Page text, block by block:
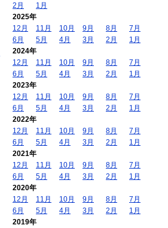
2月
1月
2025年
12月
11月 10月 9月 8月
7月
6月
5月 4月 3月 2月
1月
2024年
12月
11月 10月 9月 8月
7月
6月
5月 4月 3月 2月
1月
2023年
12月
11月 10月 9月 8月
7月
6月
5月 4月 3月 2月
1月
2022年
12月
11月 10月 9月 8月
7月
6月
5月 4月 3月 2月
1月
2021年
12月
11月 10月 9月 8月
7月
6月
5月 4月 3月 2月
1月
2020年
12月
11月 10月 9月 8月
7月
6月
5月 4月 3月 2月
1月
2019年